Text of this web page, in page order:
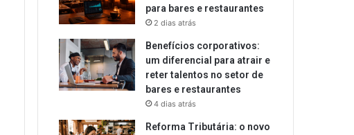
para bares e restaurantes
2 dias atrás
Benefícios corporativos:
um diferencial para atrair e
reter talentos no setor de
bares e restaurantes
4 dias atrás
Reforma Tributária: o novo